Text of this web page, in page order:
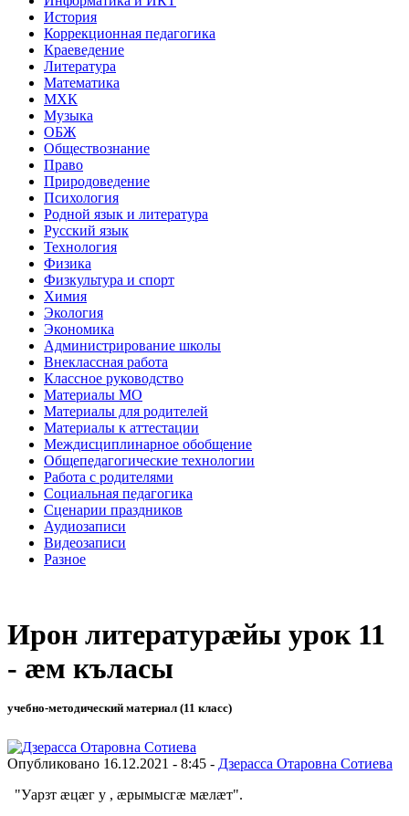
История
Коррекционная педагогика
Краеведение
Литература
Математика
МХК
Музыка
ОБЖ
Обществознание
Право
Природоведение
Психология
Родной язык и литература
Русский язык
Технология
Физика
Физкультура и спорт
Химия
Экология
Экономика
Администрирование школы
Внеклассная работа
Классное руководство
Материалы МО
Материалы для родителей
Материалы к аттестации
Междисциплинарное обобщение
Общепедагогические технологии
Работа с родителями
Социальная педагогика
Сценарии праздников
Аудиозаписи
Видеозаписи
Разное
Ирон литературӕйы урок 11
- ӕм къласы
учебно-методический материал (11 класс)
Опубликовано 16.12.2021 - 8:45 - Дзерасса Отаровна Сотиева
"Уарзт æцæг у , æрымысгæ мæлæт".